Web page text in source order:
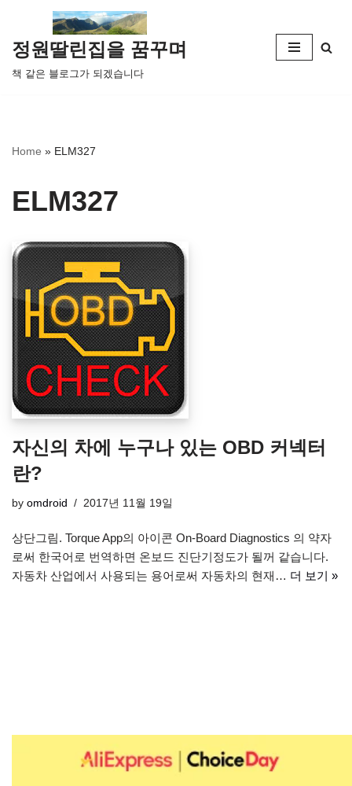
콘
텐
츠
뛰
정원딸린집을 꿈꾸며
책 같은 블로그가 되겠습니다
Home » ELM327
ELM327
자신의 차에 누구나 있는 OBD 커넥터
란?
by omdroid 2017년 11월 19일
상단그림. Torque App의 아이콘 On-Board Diagnostics 의 약자
로써 한국어로 번역하면 온보드 진단기정도가 될꺼 같습니다.
자동차 산업에서 사용되는 용어로써 자동차의 현재… 더 보기 »